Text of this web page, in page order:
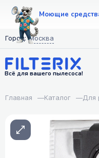
Моющие
Город: Москва
Всё для вашего пылесоса!
Главная —Каталог —Для